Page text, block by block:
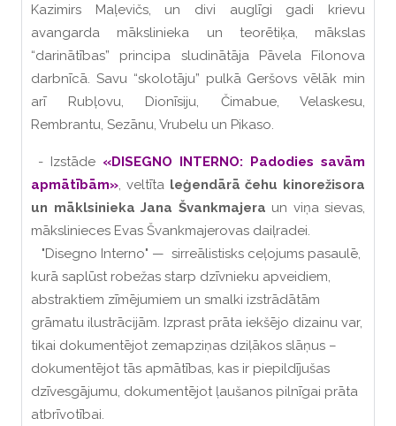
Kazimirs Maļevičs, un divi auglīgi gadi krievu
avangarda mākslinieka un teorētiķa, mākslas
“darinātības” principa sludinātāja Pāvela Filonova
darbnīcā. Savu “skolotāju” pulkā Geršovs vēlāk min
arī Rubļovu, Dionīsiju, Čimabue, Velaskesu,
Rembrantu, Sezānu, Vrubelu un Pikaso.
- Izstāde «DISEGNO INTERNO: Padodies savām
apmātībām» , veltīta leģendārā čehu kinorežisora
un māklsinieka Jana Švankmajera un viņa sievas,
mākslinieces Evas Švankmajerovas daiļradei.
"Disegno Interno" — sirreālistisks ceļojums pasaulē,
kurā saplūst robežas starp dzīvnieku apveidiem,
abstraktiem zīmējumiem un smalki izstrādātām
grāmatu ilustrācijām. Izprast prāta iekšējo dizainu var,
tikai dokumentējot zemapziņas dziļākos slāņus –
dokumentējot tās apmātības, kas ir piepildījušas
dzīvesgājumu, dokumentējot ļaušanos pilnīgai prāta
atbrīvotībai.